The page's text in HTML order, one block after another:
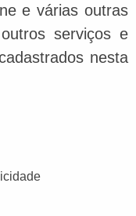
e várias outras
serviços e
nesta